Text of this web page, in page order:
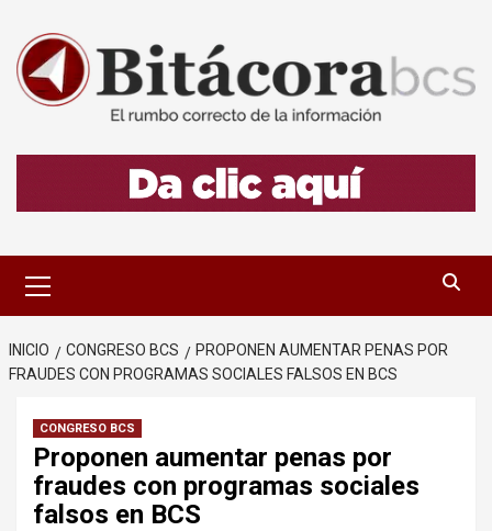
contenido
primario
INICIO CONGRESO BCS
PROPONEN AUMENTAR PENAS POR
FRAUDES CON PROGRAMAS SOCIALES FALSOS EN BCS
CONGRESO BCS
Proponen aumentar penas por
fraudes con programas sociales
falsos en BCS